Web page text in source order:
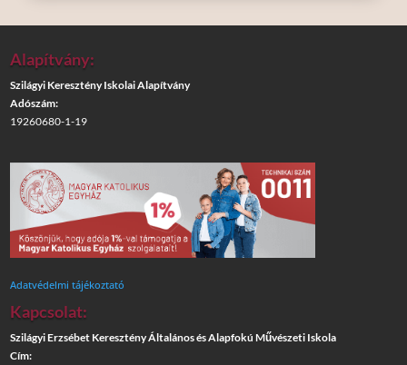
Alapítvány:
Szilágyi Keresztény Iskolai Alapítvány
Adószám:
19260680-1-19
Adatvédelmi tájékoztató
Kapcsolat:
Szilágyi Erzsébet Keresztény Általános és Alapfokú Művészeti Iskola
Cím: